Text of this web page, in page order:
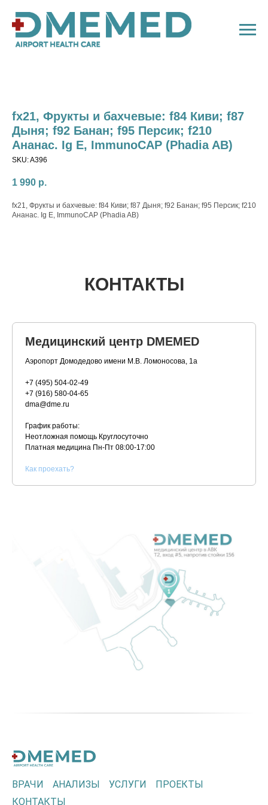
fx21, Фрукты и бахчевые: f84 Киви; f87
Дыня; f92 Банан; f95 Персик; f210
Ананас. Ig E, ImmunoCAP (Phadia AB)
SKU:A396
1 990 р.
fx21, Фрукты и бахчевые: f84 Киви; f87 Дыня; f92 Банан; f95 Персик; f210
Ананас. Ig E, ImmunoCAP (Phadia AB)
КОНТАКТЫ
Медицинский центр DMEMED
Аэропорт Домодедово имени М.В. Ломоносова, 1а
+7 (495) 504-02-49
+7 (916) 580-04-65
dma@dme.ru
График работы:
Неотложная помощь Круглосуточно
Платная медицина Пн-Пт 08:00-17:00
Как проехать?
ВРАЧИ АНАЛИЗЫ УСЛУГИ
ПРОЕКТЫ
КОНТАКТЫ